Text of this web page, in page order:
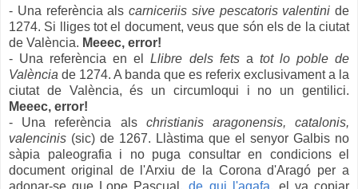
- Una referència als carniceriis sive pescatoris valentini de
1274. Si lliges tot el document, veus que són els de la ciutat
de València. Meeec, error!
- Una referència en elLlibre dels fetsa tot lo poble de
València de 1274. A banda que es referix exclusivament a la
ciutat de València, és un circumloqui i no un gentilici.
Meeec, error!
- Una referència als christianis aragonensis, catalonis,
valencinis (sic) de 1267. Llàstima que el senyor Galbis no
sàpia paleografia i no puga consultar en condicions el
document original de
l'Arxiu de la Corona d'Aragó per a
adonar-se que Lope Pascual,de qui l'agafa, el va copiar